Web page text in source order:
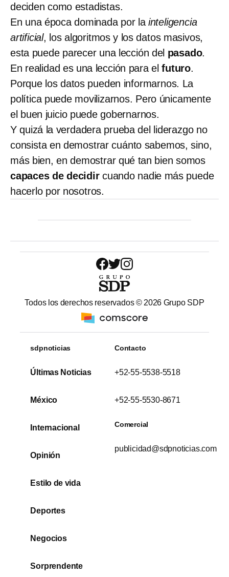
deciden como estadistas.
En una época dominada por la inteligencia
artificial, los algoritmos y los datos masivos,
esta puede parecer una lección del pasado.
En realidad es una lección para el futuro.
Porque los datos pueden informarnos. La
política puede movilizarnos. Pero únicamente
el buen juicio puede gobernarnos.
Y quizá la verdadera prueba del liderazgo no
consista en demostrar cuánto sabemos, sino,
más bien, en demostrar qué tan bien somos
capaces de decidircuando nadie más puede
hacerlo por nosotros.
Todos los derechos reservados © 2026 Grupo SDP
sdpnoticias
Últimas Noticias
México
Internacional
Opinión
Estilo de vida
Deportes
Negocios
Sorprendente
Contacto
+52-55-5538-5518
+52-55-5530-8671
Comercial
publicidad@sdpnoticias.com